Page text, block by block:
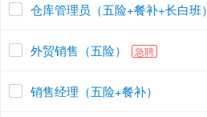
仓库管理员（五险+餐补+长白班）
外贸销售（五险） 急聘
销售经理（五险+餐补）